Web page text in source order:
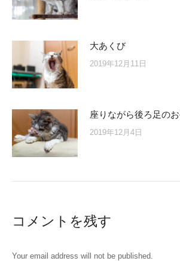
大あくび
2019年12月11日
座りながら後ろ足の
2019年12月4日
コメントを残す
Your email address will not be published.